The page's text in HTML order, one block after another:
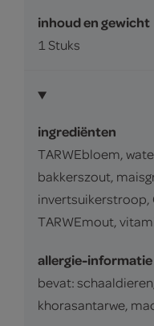
inhoud en gewicht
1 Stuks
ingrediënten
TARWEbloem,
bakkerszout,
invertsuikerstroop,
TARWEmout,
allergie-informatie
bevat:
khorasantarwe,